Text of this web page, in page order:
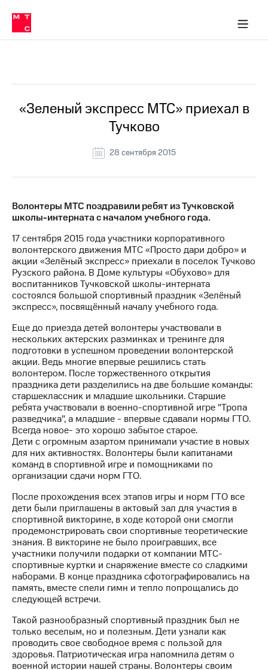
Медиа-центр
и акционерам
Устойчивое развитие
Комплаенс и деловая этика
компании
Карьера
История
Руководство
Контакты
Медиа-центр
Пресс-
релизы
МТС
о технологиях
Интервью
Финансовая
отчетность
Контакты
Новости
в
регионе
и акционерам
Корпоративное
управление
Корпоративный
секретарь
Раскрытие
информации
Информация
акционерам
Документы
ПАО
"МТС"
Собрания
акционеров
Личный
кабинет
акционера
в МТС
Пресс-
релизы
о технологиях
«Зеленый экспресс МТС» приехал в
Тучково
28 сентября 2015
Волонтеры МТС поздравили ребят из Тучковской
школы-интерната с началом учебного года.
17 сентября 2015 года участники корпоративного
волонтерского движения МТС «Просто дари добро» и
акции «Зелёный экспресс» приехали в поселок Тучково
Рузского района. В Доме культуры «Обухово» для
воспитанников Тучковской школы-интерната
состоялся большой спортивный праздник «Зелёный
экспресс», посвящённый началу учебного года.
Еще до приезда детей волонтеры участвовали в
нескольких актерских разминках и тренинге для
подготовки в успешном проведении волонтерской
акции. Ведь многие впервые решились стать
волонтером. После торжественного открытия
праздника дети разделились на две большие команды:
старшеклассник и младшие школьники. Старшие
ребята участвовали в военно-спортивной игре "Тропа
разведчика", а младшие - впервые сдавали нормы ГТО.
Всегда новое- это хорошо забытое старое.
Дети с огромным азартом принимали участие в новых
для них активностях. Волонтеры были капитанами
команд в спортивной игре и помощниками по
организации сдачи норм ГТО.
После прохождения всех этапов игры и норм ГТО все
дети были приглашены в актовый зал для участия в
спортивной викторине, в ходе которой они смогли
продемонстрировать свои спортивные теоретические
знания. В викторине не было проигравших, все
участники получили подарки от компании МТС-
спортивные куртки и снаряжение вместе со сладкими
наборами. В конце праздника сфотографировались на
память, вместе спели гимн и тепло попрощались до
следующей встречи.
Такой разнообразный спортивный праздник был не
только веселым, но и полезным. Дети узнали как
проводить свое свободное время с пользой для
здоровья. Патриотическая игра напомнила детям о
военной истории нашей страны. Волонтеры своим